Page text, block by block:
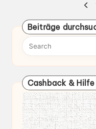
der
Beiträge
Beiträge
Cashback &